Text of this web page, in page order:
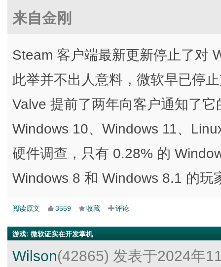
来自金刚
Steam 客户端最新更新停止了对
此举并不出人意料，微软早已停
Valve 提前了两年向客户通知了
Windows 10、Windows 11、
硬件调查，只有 0.28% 的
Windows 8 和 Windows 8.1 的玩
阅读原文 3559 收藏 评论
游戏: 微软证实在开发掌机
Wilson(42865) 发表于2024年